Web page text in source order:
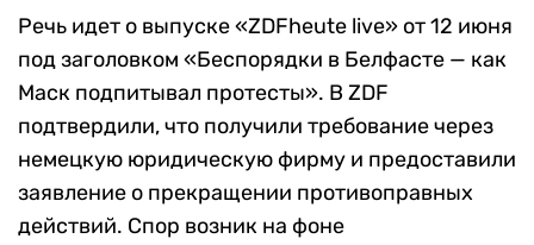
Речь идет о выпуске «ZDFheute live» от 12 июня
под заголовком «Беспорядки в Белфасте — как
Маск подпитывал протесты». В ZDF
подтвердили, что получили требование через
немецкую юридическую фирму и предоставили
заявление о прекращении противоправных
действий. Спор возник на фоне